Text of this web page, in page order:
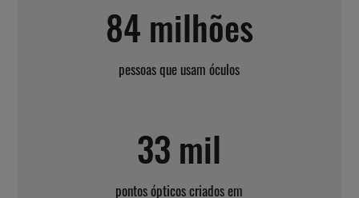
84 milhões
pessoas que usam óculos
33 mil
pontos ópticos criados em